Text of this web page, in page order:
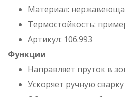
Материал:
Термостойкость:
Артикул: 106.993
Функции
Направляет пруток в
Ускоряет ручную